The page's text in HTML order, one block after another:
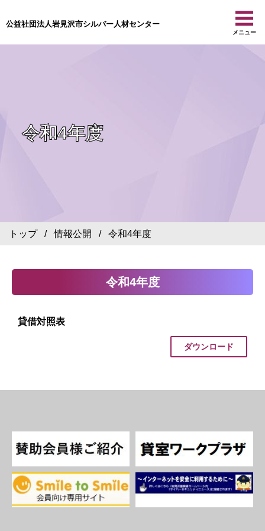
公益社団法人岩見沢市シルバー人材センター
メニュー
令和4年度
トップ/情報公開 / 令和4年度
令和4年度
貸借対照表
ダウンロード